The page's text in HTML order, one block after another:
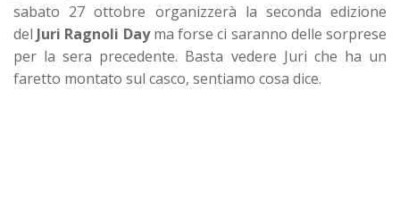
sabato 27 ottobre organizzerà la seconda edizione
del Juri Ragnoli Dayma forse ci saranno delle sorprese
per la sera precedente. Basta vedere Juri che ha un
faretto montato sul casco, sentiamo cosa dice.